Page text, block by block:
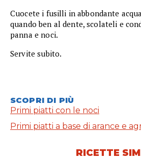
Cuocete i fusilli in abbondante
quando ben al dente, scolateli e
panna e noci.
Servite subito.
SCOPRI DI PIÙ
Primi piatti con le noci
Primi piatti a base di arance e
RICETTE